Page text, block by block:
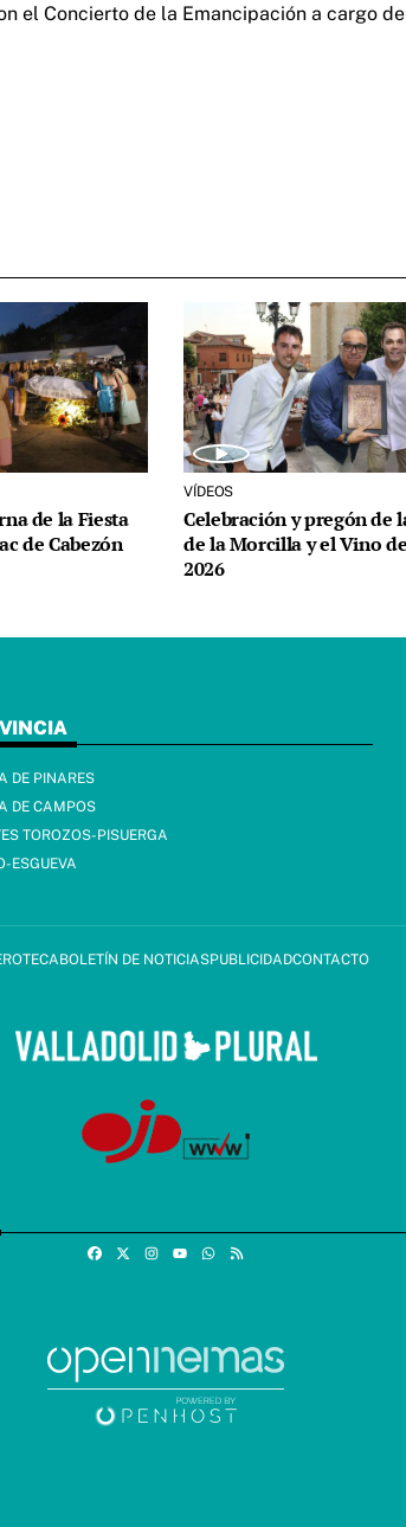
el Concierto de la Emancipación a cargo
de la Fiesta
de Cabezón
VÍDEOS
Celebración y pregón de
de la Morcilla y el Vino
2026
DE PINARES
DE CAMPOS
TOROZOS-PISUERGA
ESGUEVA
BOLETÍN DE NOTICIASPUBLICIDADCONTACTO
FacebookInstagramWhatsapp